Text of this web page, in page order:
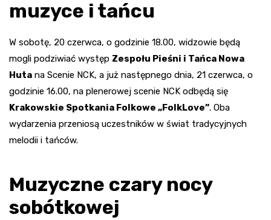
muzyce i tańcu
W sobotę, 20 czerwca, o godzinie 18.00, widzowie będą
mogli podziwiać występ Zespołu Pieśni i Tańca Nowa
Huta na Scenie NCK, a już następnego dnia, 21 czerwca, o
godzinie 16.00, na plenerowej scenie NCK odbędą się
Krakowskie Spotkania Folkowe „FolkLove”. Oba
wydarzenia przeniosą uczestników w świat tradycyjnych
melodii i tańców.
Muzyczne czary nocy
sobótkowej